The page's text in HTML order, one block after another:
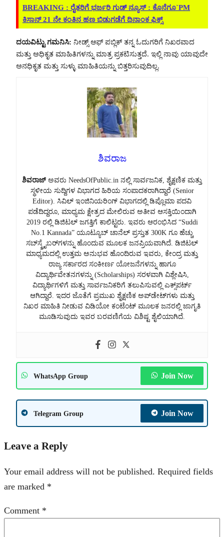
BREAKING : ರೈತರಿಗೆ ಭರ್ಜರಿ ಗುಡ್‌ ನ್ಯೂಸ್ : ಕೊನೆಗೂ`PM
ಕಿಸಾನ್ 21 ನೇ ಕಂತಿನ ಹಣ ಬಿಡುಗಡೆಗೆ ದಿನಾಂಕ ಫಿಕ್ಸ್
ದಯವಿಟ್ಟು ಗಮನಿಸಿ: ನೀಡ್ಸ್ ಆಫ್ ಪಬ್ಲಿಕ್ ತನ್ನ ಓದುಗರಿಗೆ ನಿಖರವಾದ
ಮತ್ತು ಅಧಿಕೃತ ಮಾಹಿತಿಗಳನ್ನು ಮಾತ್ರ ಪ್ರಕಟಿಸುತ್ತದೆ. ಇಲ್ಲಿ ನಾವು ಯಾವುದೇ
ಅನಧಿಕೃತ ಮತ್ತು ಸುಳ್ಳು ಮಾಹಿತಿಯನ್ನು ಬಿತ್ತರಿಸುವುದಿಲ್ಲ.
ಶಿವರಾಜ
ಶಿವರಾಜ್ಅವರು NeedsOfPublic.in ನಲ್ಲಿ ಸಾರ್ವಜನಿಕ, ಶೈಕ್ಷಣಿಕ ಮತ್ತು
ಸ್ಥಳೀಯ ಸುದ್ದಿಗಳ ವಿಭಾಗದ ಹಿರಿಯ ಸಂಪಾದಕರಾಗಿದ್ದಾರೆ (Senior
Editor). ಸಿವಿಲ್ ಇಂಜಿನಿಯರಿಂಗ್ ವಿಭಾಗದಲ್ಲಿ ಡಿಪ್ಲೊಮಾ ಪದವಿ
ಪಡೆದಿದ್ದರೂ, ಮಾಧ್ಯಮ ಕ್ಷೇತ್ರದ ಮೇಲಿರುವ ಅತೀವ ಆಸಕ್ತಿಯಿಂದಾಗಿ
2019 ರಲ್ಲಿ ಡಿಜಿಟಲ್ ಜಗತ್ತಿಗೆ ಕಾಲಿಟ್ಟರು. ಇವರು ಆರಂಭಿಸಿದ “Suddi
No.1 Kannada” ಯೂಟ್ಯೂಬ್ ಚಾನೆಲ್ ಪ್ರಸ್ತುತ 300K ಗೂ ಹೆಚ್ಚು
ಸಬ್‌ಸ್ಕ್ರೈಬರ್‌ಗಳನ್ನು ಹೊಂದುವ ಮೂಲಕ ಜನಪ್ರಿಯವಾಗಿದೆ. ಡಿಜಿಟಲ್
ಮಾಧ್ಯಮದಲ್ಲಿ ಉತ್ತಮ ಅನುಭವ ಹೊಂದಿರುವ ಇವರು, ಕೇಂದ್ರ ಮತ್ತು
ರಾಜ್ಯ ಸರ್ಕಾರದ ಸಂಕೀರ್ಣ ಯೋಜನೆಗಳನ್ನು ಹಾಗೂ
ವಿದ್ಯಾರ್ಥಿವೇತನಗಳನ್ನು (Scholarships) ಸರಳವಾಗಿ ವಿಶ್ಲೇಷಿಸಿ,
ವಿದ್ಯಾರ್ಥಿಗಳಿಗೆ ಮತ್ತು ಸಾರ್ವಜನಿಕರಿಗೆ ತಲುಪಿಸುವಲ್ಲಿ ಎಕ್ಸ್‌ಪರ್ಟ್
ಆಗಿದ್ದಾರೆ. ಇದರ ಜೊತೆಗೆ ಪ್ರಮುಖ ಶೈಕ್ಷಣಿಕ ಅಪ್‌ಡೇಟ್‌ಗಳು ಮತ್ತು
ನಿಖರ ಮಾಹಿತಿ ನೀಡುವ ವಿಡಿಯೋ ಕಂಟೆಂಟ್ ಮೂಲಕ ಜನರಲ್ಲಿ ಜಾಗೃತಿ
ಮೂಡಿಸುವುದು ಇವರ ಬರವಣಿಗೆಯ ವಿಶಿಷ್ಟ ಶೈಲಿಯಾಗಿದೆ.
WhatsApp Group Join Now
Telegram Group Join Now
Leave a Reply
Your email address will not be published. Required fields
are marked *
Comment *